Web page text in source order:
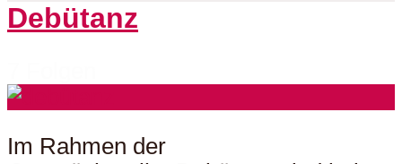
Debütanz
Im Rahmen der